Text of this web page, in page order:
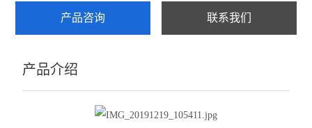
产品咨询 联系我们
产品介绍